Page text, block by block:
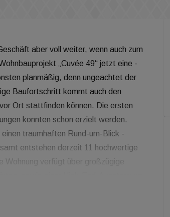
aber voll weiter, wenn auch zum
„Cuvée 49“ jetzt eine -
planmäßig, denn ungeachtet der
Baufortschritt kommt auch den
Ort stattfinden können. Die ersten
konnten schon erzielt werden.
traumhaften Rund-um-Blick -
entstehen derzeit 11 hochwertige
verfügt über großzügige